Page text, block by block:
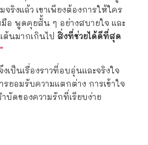
จริงแล้ว เขาเพียงต้องการให้ใคร
อ พูดคุยสั้น ๆ อย่างสบายใจ และ
ต้นมากเกินไป สิ่งที่ช่วยได้ดีที่สุด
ป็นเรื่องราวที่อบอุ่นและจริงใจ
ยอมรับความแตกต่าง การเข้าใจ
บัดของความรักที่เรียบง่าย